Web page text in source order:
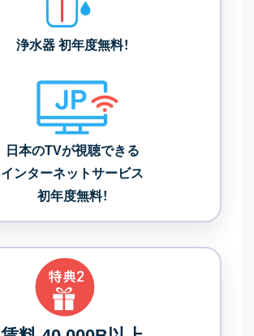
浄水器 初年度無料！
日本のTVが視聴できる
インターネットサービス
初年度無料！